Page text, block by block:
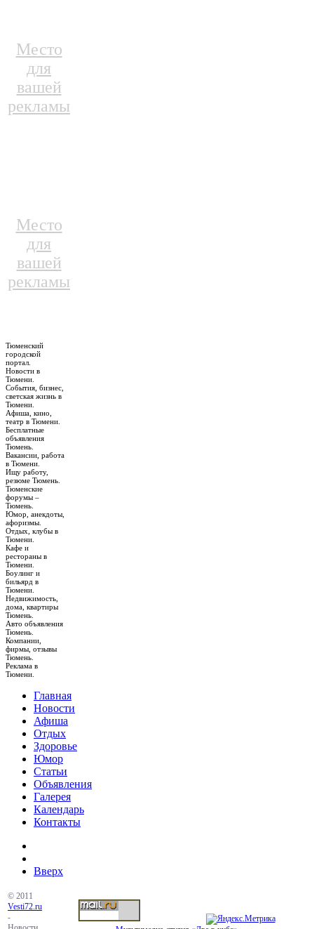
Место
для
вашей
рекламы
Место
для
вашей
рекламы
Тюменский
городской
портал.
Новости в
Тюмени.
События, бизнес,
светская жизнь в
Тюмени.
Афиша, кино,
театр в Тюмени.
Бесплатные
объявления
Тюмень.
Вакансии, работа
в Тюмени.
Ищу работу,
резюме Тюмень.
Тюменские
форумы –
Тюмень.
Юмор, анекдоты,
афоризмы.
Отдых, клубы в
Тюмени.
Кафе и
рестораны в
Тюмени.
Боулинг и
бильярд в
Тюмени.
Недвижимость,
дома, квартиры
Тюмень.
Авто объявления
Тюмень.
Компании,
фирмы, отзывы
Тюмень.
Реклама в
Тюмени.
Главная
Новости
Афиша
Отдых
Здоровье
Юмор
Статьи
Объявления
Галерея
Календарь
Контакты
Вверх
© 2011
Vesti72.ru
-